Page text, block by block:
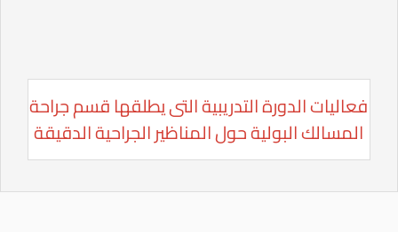
فعاليات الدورة التدريبية التى يطلقها قسم جراحة
المسالك البولية حول المناظير الجراحية الدقيقة